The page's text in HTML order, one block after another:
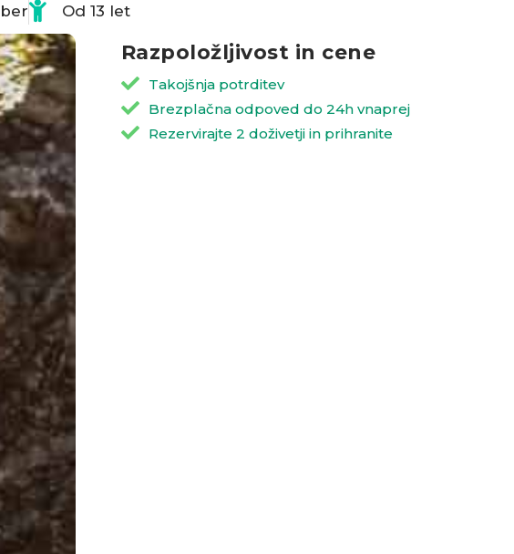
Od 13 let
Razpoložljivost in cene
Takojšnja potrditev
Brezplačna odpoved do 24h vnaprej
Rezervirajte 2 doživetji in prihranite